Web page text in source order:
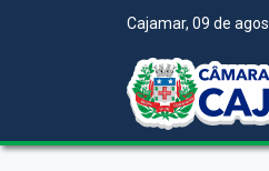
Cajamar, 09 de